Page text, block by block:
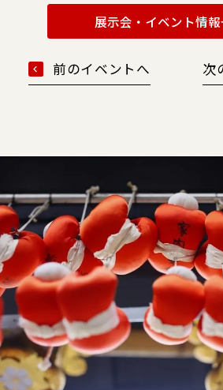
前のイベントへ
展示会・イベント情
次